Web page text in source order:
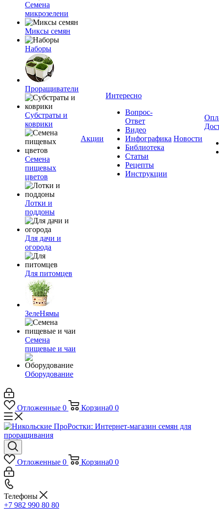
Семена
микрозелени
Миксы семян
Наборы
Проращиватели
Субстраты и
коврики
Семена
пищевых
цветов
Лотки и
поддоны
Для дачи и
огорода
Для питомцев
ЗелеНямы
Семена
пищевые и чаи
Оборудование
Акции
Интересно
Вопрос-
Ответ
Видео
Инфографика
Библиотека
Статьи
Рецепты
Инструкции
Новости
Отложенные 0 Корзина0 0
Отложенные 0 Корзина0 0
Телефоны
+7 982 990 80 80